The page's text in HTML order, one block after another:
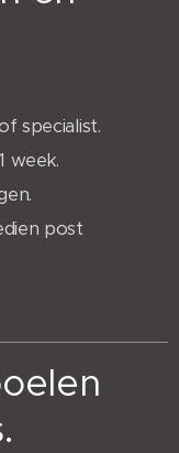
specialist.
week.
post